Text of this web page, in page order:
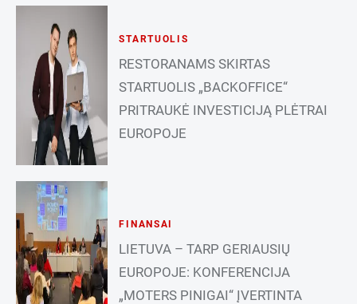
STARTUOLIS
RESTORANAMS SKIRTAS
STARTUOLIS „BACKOFFICE“
PRITRAUKĖ INVESTICIJĄ PLĖTRAI
EUROPOJE
FINANSAI
LIETUVA – TARP GERIAUSIŲ
EUROPOJE: KONFERENCIJA
„MOTERS PINIGAI“ ĮVERTINTA